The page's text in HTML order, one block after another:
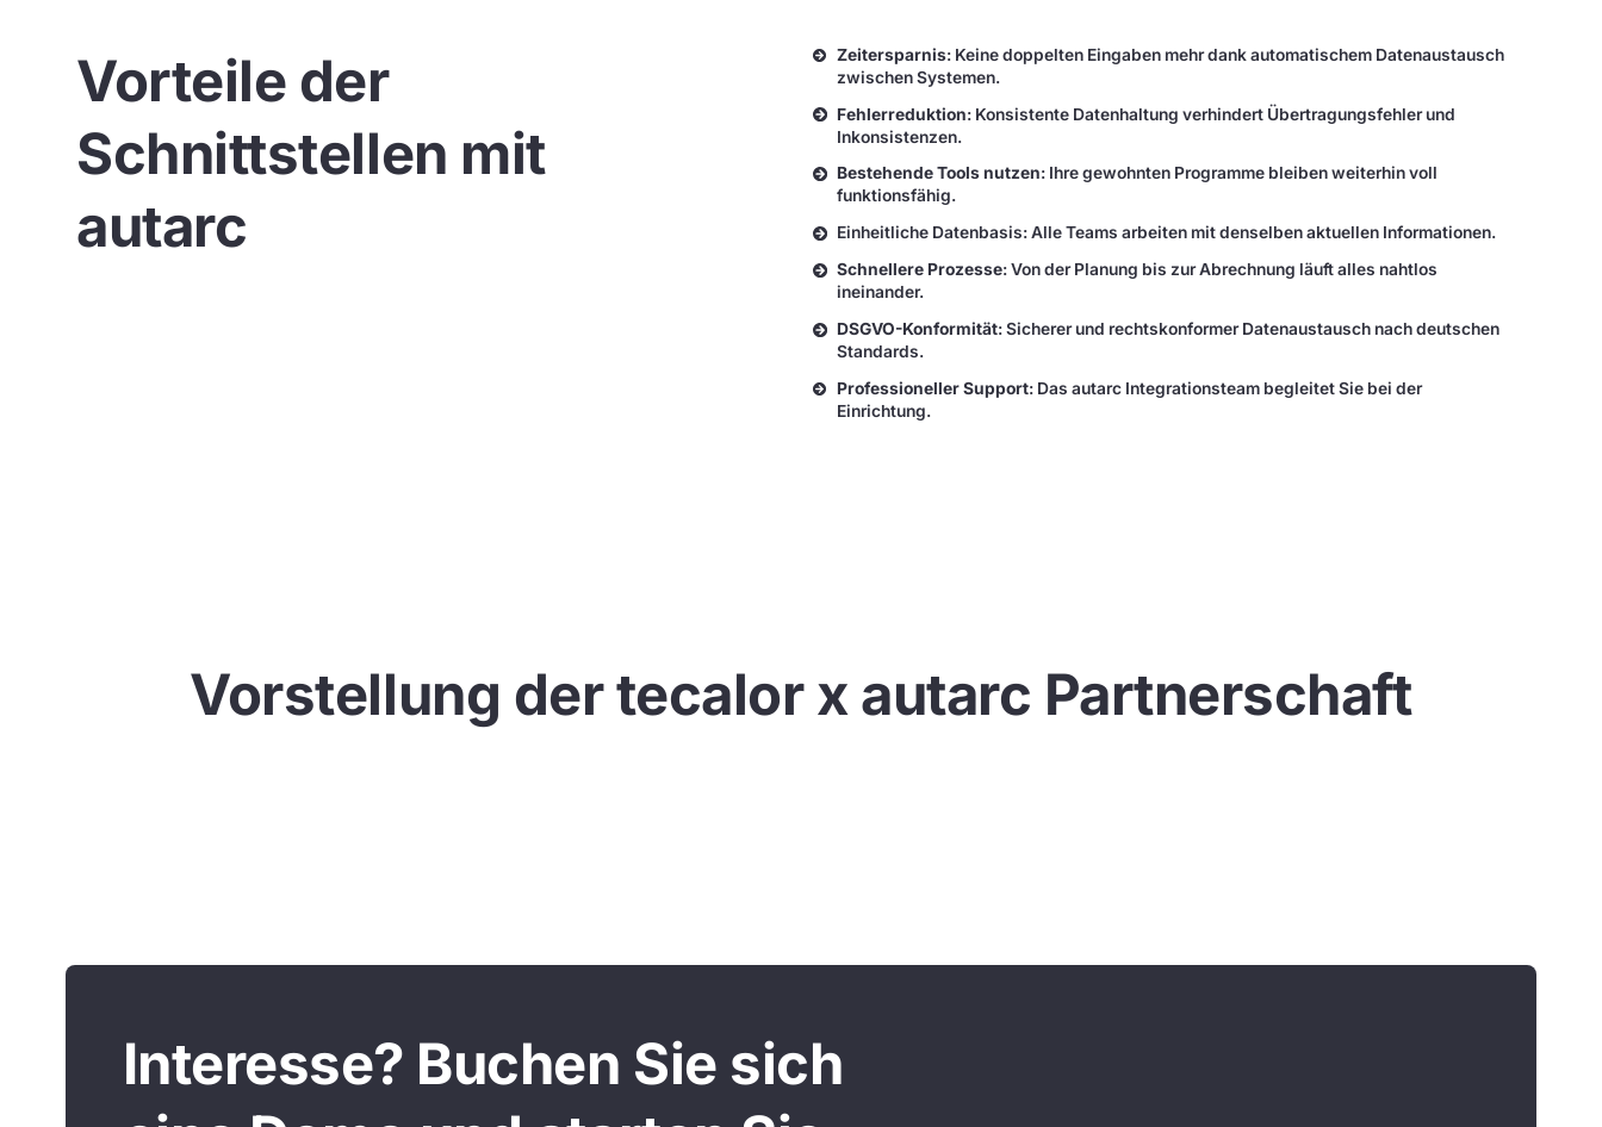
Vorteile der
Schnittstellen mit
autarc
Zeitersparnis: Keine doppelten Eingaben mehr dank automatischem Datenaustausch
zwischen Systemen.
Fehlerreduktion: Konsistente Datenhaltung verhindert Übertragungsfehler und
Inkonsistenzen.
Bestehende Tools nutzen: Ihre gewohnten Programme bleiben weiterhin voll
funktionsfähig.
Einheitliche Datenbasis: Alle Teams arbeiten mit denselben aktuellen Informationen.
Schnellere Prozesse: Von der Planung bis zur Abrechnung läuft alles nahtlos
ineinander.
DSGVO-Konformität: Sicherer und rechtskonformer Datenaustausch nach deutschen
Standards.
Professioneller Support: Das autarc Integrationsteam begleitet Sie bei der
Einrichtung.
Vorstellung der tecalor x autarc Partnerschaft
Interesse? Buchen Sie sich